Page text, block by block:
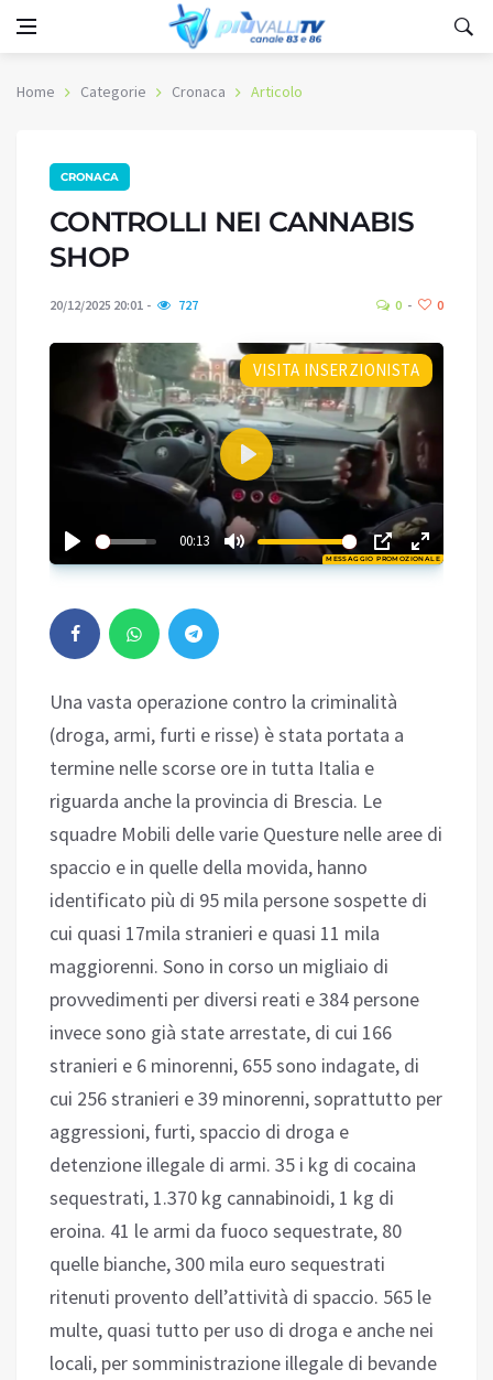
Home Categorie Cronaca Articolo
CRONACA
CONTROLLI NEI CANNABIS
SHOP
20/12/2025 20:01 727 0 0
MESSAGGIO PROMOZIONALE
VISITA INSERZIONISTA
00:13
Play
02:18
Una vasta operazione contro la criminalità
(droga, armi, furti e risse) è stata portata a
termine nelle scorse ore in tutta Italia e
riguarda anche la provincia di Brescia. Le
squadre Mobili delle varie Questure nelle aree di
spaccio e in quelle della movida, hanno
identificato più di 95 mila persone sospette di
cui quasi 17mila stranieri e quasi 11 mila
maggiorenni. Sono in corso un migliaio di
provvedimenti per diversi reati e 384 persone
invece sono già state arrestate, di cui 166
stranieri e 6 minorenni, 655 sono indagate, di
cui 256 stranieri e 39 minorenni, soprattutto per
aggressioni, furti, spaccio di droga e
detenzione illegale di armi. 35 i kg di cocaina
sequestrati, 1.370 kg cannabinoidi, 1 kg di
eroina. 41 le armi da fuoco sequestrate, 80
quelle bianche, 300 mila euro sequestrati
ritenuti provento dell’attività di spaccio. 565 le
multe, quasi tutto per uso di droga e anche nei
locali, per somministrazione illegale di bevande